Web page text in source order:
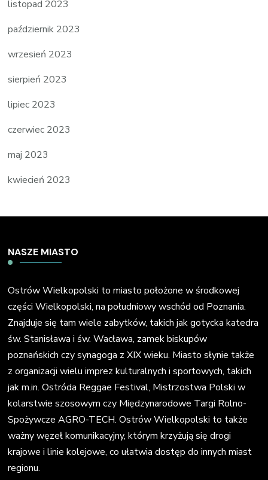
listopad 2023
październik 2023
wrzesień 2023
sierpień 2023
lipiec 2023
czerwiec 2023
maj 2023
kwiecień 2023
NASZE MIASTO
Ostrów Wielkopolski to miasto położone w środkowej
części Wielkopolski, na południowy wschód od Poznania.
Znajduje się tam wiele zabytków, takich jak gotycka katedra
św. Stanisława i św. Wacława, zamek biskupów
poznańskich czy synagoga z XIX wieku. Miasto słynie także
z organizacji wielu imprez kulturalnych i sportowych, takich
jak m.in. Ostróda Reggae Festival, Mistrzostwa Polski w
kolarstwie szosowym czy Międzynarodowe Targi Rolno-
Spożywcze AGRO-TECH. Ostrów Wielkopolski to także
ważny węzeł komunikacyjny, którym krzyżują się drogi
krajowe i linie kolejowe, co ułatwia dostęp do innych miast
regionu.